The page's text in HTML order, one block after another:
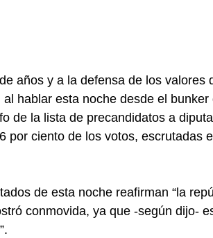
años y a la defensa de los valores
hablar esta noche desde el
de la lista de precandidatos a
por ciento de los votos, escrutadas
de esta noche reafirman “la
conmovida, ya que -según dijo-